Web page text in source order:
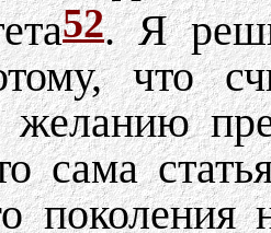
52. Я
что
желанию
сама
поколения